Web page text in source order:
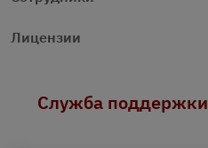
Лицензии
Служба поддержки